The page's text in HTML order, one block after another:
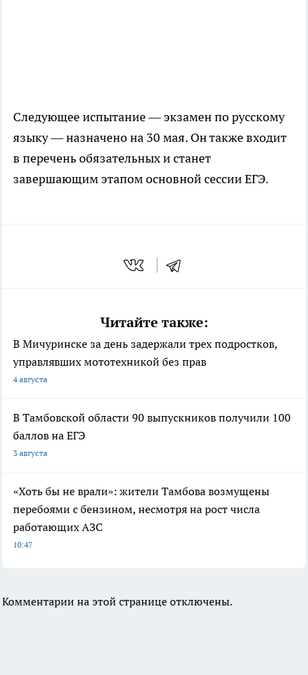
Следующее испытание — экзамен по русскому
языку — назначено на 30 мая. Он также входит
в перечень обязательных и станет
завершающим этапом основной сессии ЕГЭ.
Читайте также:
В Мичуринске за день задержали трех подростков,
управлявших мототехникой без прав
4 августа
В Тамбовской области 90 выпускников получили 100
баллов на ЕГЭ
3 августа
«Хоть бы не врали»: жители Тамбова возмущены
перебоями с бензином, несмотря на рост числа
работающих АЗС
10:47
Комментарии на этой странице отключены.